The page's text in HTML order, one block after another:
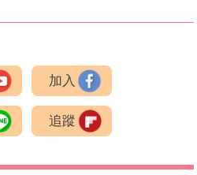
加入
追蹤